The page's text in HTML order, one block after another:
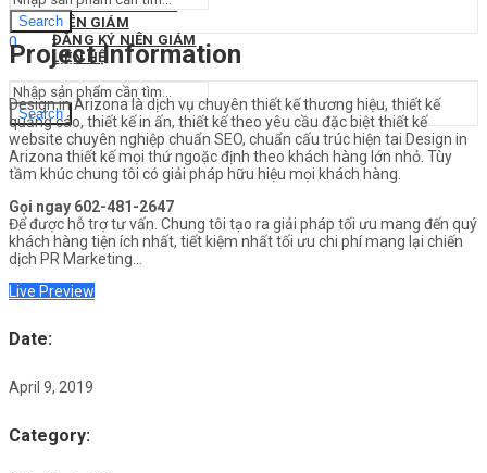
THIẾT KẾ WEBSITE
NIÊN GIÁM
ĐĂNG KÝ NIÊN GIÁM
LIÊN HỆ
Search
Search
0
Cart $0.00
Project Information
Design in Arizona là dịch vụ chuyên thiết kế thương hiệu, thiết kế
quảng cáo, thiết kế in ấn, thiết kế theo yêu cầu đặc biệt thiết kế
website chuyên nghiệp chuẩn SEO, chuẩn cấu trúc hiện tai Design in
Arizona thiết kế mọi thứ ngoặc định theo khách hàng lớn nhỏ. Tùy
tầm khúc chung tôi có giải pháp hữu hiệu mọi khách hàng.
Gọi ngay 602-481-2647
Để được hỗ trợ tư vấn. Chung tôi tạo ra giải pháp tối ưu mang đến quý
khách hàng tiện ích nhất, tiết kiệm nhất tối ưu chi phí mang lại chiến
dịch PR Marketing…
Live Preview
Date:
April 9, 2019
Category: